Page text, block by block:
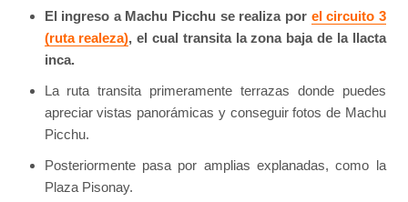
El ingreso a Machu Picchu se realiza por el circuito 3
(ruta realeza), el cual transita la zona baja de la llacta
inca.
La ruta transita primeramente terrazas donde puedes
apreciar vistas panorámicas y conseguir fotos de Machu
Picchu.
Posteriormente pasa por amplias explanadas, como la
Plaza Pisonay.